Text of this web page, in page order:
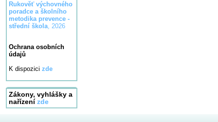
Rukověť výchovného
poradce a školního
metodika prevence -
střední škola, 2026
Ochrana osobních
údajů
K dispozici zde
Zákony, vyhlášky a
nařízení zde